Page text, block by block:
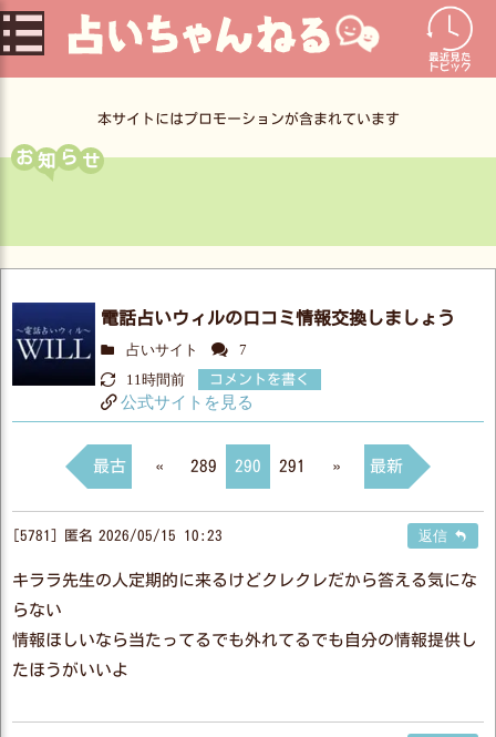
コ
ン
テ
へ
本サイトにはプロモーションが含まれています
お ら
電話占いウィルの口コミ情報交換しましょう
占いサイト 7
11時間前 コメントを書く
公式サイトを見る
最古 « 289 290 291 » 最新
5781 匿名 2026/05/15 10:23 返信
キララ先生の人定期的に来るけどクレクレだから答える気にな
らない
情報ほしいなら当たってるでも外れてるでも自分の情報提供し
たほうがいいよ